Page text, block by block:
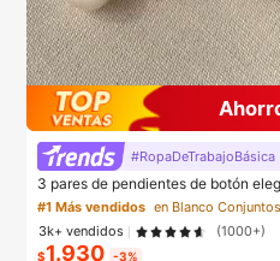
#RopaDeTrabajoBásica
3 pares de pendientes de botón
tas con perlas falsas para uso
ara mujeres
#1 Más vendidos
3k+ vendidos
(1000+)
$1.930 -3%